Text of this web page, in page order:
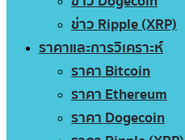
ข่าว Ripple (XRP)
ราคาและการวิเคราะห์
ราคา Bitcoin
ราคา Ethereum
ราคา Dogecoin